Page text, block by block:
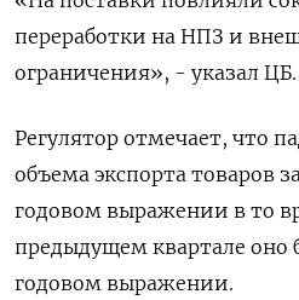
переработки на НПЗ и
ограничения», - указал ЦБ.
Регулятор отмечает, что
объема экспорта товаров
годовом выражении в то
предыдущем квартале оно
годовом выражении.